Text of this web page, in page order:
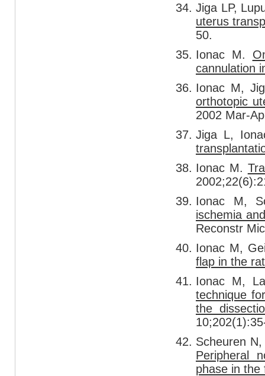
Jiga LP,
uterus
50.
Ionac M.
cannulation
Ionac M,
orthotopic
2002 Mar-
Jiga L,
Ionac M.
Ionac M,
ischemia
Reconstr
Ionac M,
flap in the
Ionac M,
technique
the
Scheuren
Peripheral
phase in the